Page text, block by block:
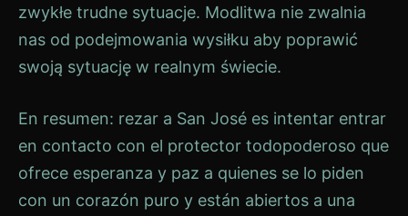
zwykłe trudne sytuacje. Modlitwa nie zwalnia
nas od podejmowania wysiłku aby poprawić
swoją sytuację w realnym świecie.
En resumen: rezar a San José es intentar entrar
en contacto con el protector todopoderoso que
ofrece esperanza y paz a quienes se lo piden
con un corazón puro y están abiertos a una